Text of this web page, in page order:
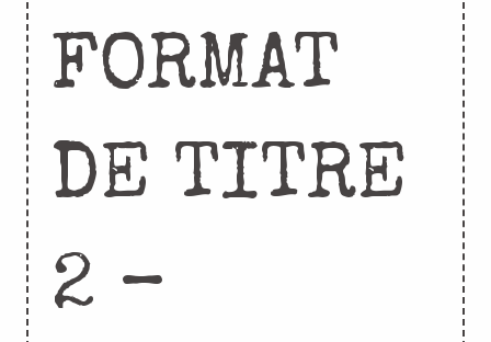
FORMAT
DE TITRE
2 –